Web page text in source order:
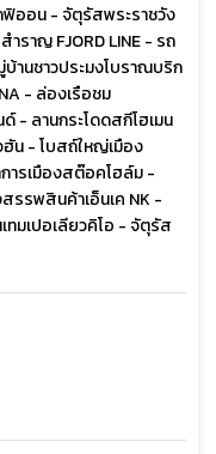
ฟิออน - จัตุรัสพระราชวัง
ราญ FJORD LINE - รถ
านชาวประมงโบราณบริก
- ล่องเรือชม
- ลานกระโดดสกีโฮเมน
ฮัน - โบสถ์ใหญ่เมือง
ารเมืองสต๊อคโฮล์ม -
รรพสินค้าเอ็นเค NK -
ทมเปอเลียวคิโอ - จัตุรัส
ลิอุซ - ย่านถนนเอสปลา